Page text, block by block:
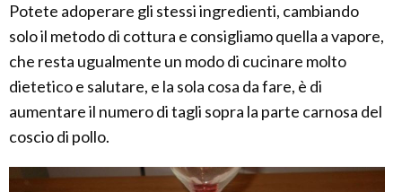
Potete adoperare gli stessi ingredienti, cambiando
solo il metodo di cottura e consigliamo quella a vapore,
che resta ugualmente un modo di cucinare molto
dietetico e salutare, e la sola cosa da fare, è di
aumentare il numero di tagli sopra la parte carnosa del
coscio di pollo.